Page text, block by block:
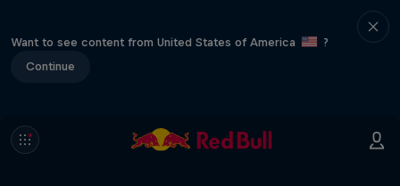
Want to see content from United States of America
?
Continue